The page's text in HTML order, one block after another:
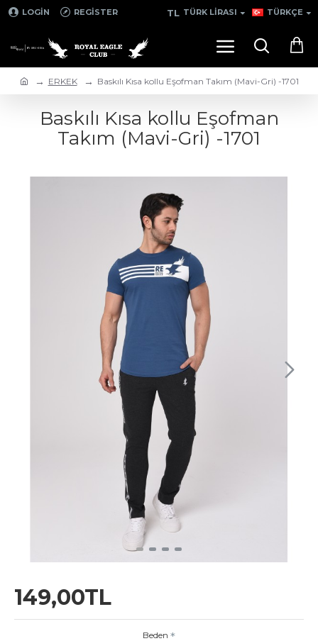
LOGIN REGISTER TL TÜRK LIRASI TÜRKÇE
ERKEK Baskılı Kısa kollu Eşofman Takım (Mavi-Gri) -1701
Baskılı Kısa kollu Eşofman
Takım (Mavi-Gri) -1701
149,00TL
Beden